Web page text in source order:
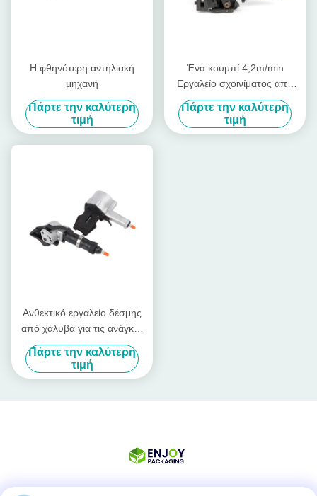
Η φθηνότερη αντηλιακή
μηχανή
Πάρτε την καλύτερη
τιμή
Ένα κουμπί 4,2m/min
Εργαλείο σχοινίματος από
χάλυβα 32mm Band
Πνευματική μηχανή
σχοινίματος από χάλυβα
Πάρτε την καλύτερη
τιμή
Ανθεκτικό εργαλείο δέσμης
από χάλυβα για τις ανάγκες
βιομηχανικής συσκευασίας
Πάρτε την καλύτερη
τιμή